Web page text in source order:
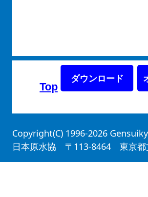
Top
ダウンロード
Copyright(C) 1996-2026
日本原水協 〒113-8464 東京都